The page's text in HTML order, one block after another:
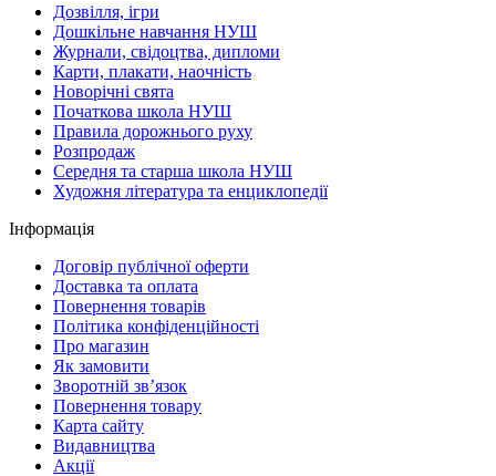
Дозвілля, ігри
Дошкільне навчання НУШ
Журнали, свідоцтва, дипломи
Карти, плакати, наочність
Новорічні свята
Початкова школа НУШ
Правила дорожнього руху
Розпродаж
Середня та старша школа НУШ
Художня література та енциклопедії
Інформація
Договір публічної оферти
Доставка та оплата
Повернення товарів
Політика конфіденційності
Про магазин
Як замовити
Зворотній зв’язок
Повернення товару
Карта сайту
Видавництва
Акції